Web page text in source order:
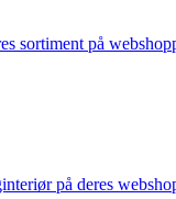
på
på deres